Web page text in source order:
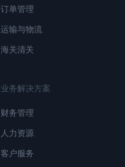
订单管理
运输与物流
海关清关
业务解决方案
财务管理
人力资源
客户服务